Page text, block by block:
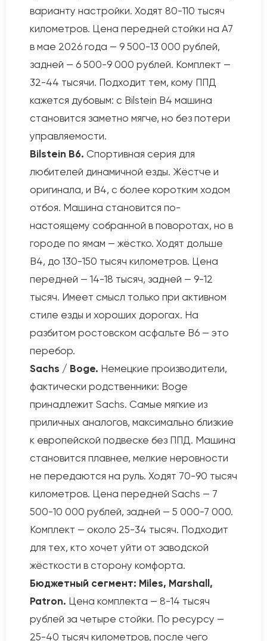
варианту настройки. Ходят 80-110 тысяч
километров. Цена передней стойки на A7
в мае 2026 года — 9 500-13 000 рублей,
задней — 6 500-9 000 рублей. Комплект —
32-44 тысячи. Подходит тем, кому ППД
кажется дубовым: с Bilstein B4 машина
становится заметно мягче, но без потери
управляемости.
Bilstein B6. Спортивная серия для
любителей динамичной езды. Жёстче и
оригинала, и B4, с более коротким ходом
отбоя. Машина становится по-
настоящему собранной в поворотах, но в
городе по ямам — жёстко. Ходят дольше
B4, до 130-150 тысяч километров. Цена
передней — 14-18 тысяч, задней — 9-12
тысяч. Имеет смысл только при активном
стиле езды и хороших дорогах. На
разбитом ростовском асфальте B6 — это
перебор.
Sachs / Boge. Немецкие производители,
фактически родственники: Boge
принадлежит Sachs. Самые мягкие из
приличных аналогов, максимально близкие
к европейской подвеске без ППД. Машина
становится плавнее, мелкие неровности
не передаются на руль. Ходят 70-90 тысяч
километров. Цена передней Sachs — 7
500-10 000 рублей, задней — 5 000-7 000.
Комплект — около 25-34 тысяч. Подходит
для тех, кто хочет уйти от заводской
жёсткости в сторону комфорта.
Бюджетный сегмент: Miles, Marshall,
Patron. Цена комплекта — 8-14 тысяч
рублей за четыре стойки. По ресурсу —
25-40 тысяч километров, после чего